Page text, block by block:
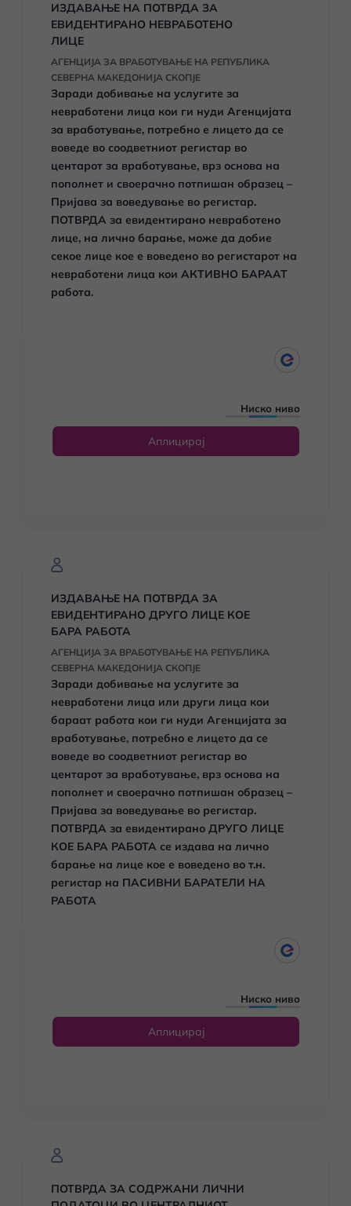
ИЗДАВАЊЕ НА ПОТВРДА ЗА
ЕВИДЕНТИРАНО НЕВРАБОТЕНО
ЛИЦЕ
АГЕНЦИЈА ЗА ВРАБОТУВАЊЕ НА РЕПУБЛИКА
СЕВЕРНА МАКЕДОНИЈА СКОПЈЕ
Заради добивање на услугите за
невработени лица кои ги нуди Агенцијата
за вработување, потребно е лицето да се
воведе во соодветниот регистар во
центарот за вработување, врз основа на
пополнет и своерачно потпишан образец –
Пријава за воведување во регистар.
ПОТВРДА за евидентирано невработено
лице, на лично барање, може да добие
секое лице кое е воведено во регистарот на
невработени лица кои АКТИВНО БАРААТ
работа.
Ниско ниво
Аплицирај
ИЗДАВАЊЕ НА ПОТВРДА ЗА
ЕВИДЕНТИРАНО ДРУГО ЛИЦЕ КОЕ
БАРА РАБОТА
АГЕНЦИЈА ЗА ВРАБОТУВАЊЕ НА РЕПУБЛИКА
СЕВЕРНА МАКЕДОНИЈА СКОПЈЕ
Заради добивање на услугите за
невработени лица или други лица кои
бараат работа кои ги нуди Агенцијата за
вработување, потребно е лицето да се
воведе во соодветниот регистар во
центарот за вработување, врз основа на
пополнет и своерачно потпишан образец –
Пријава за воведување во регистар.
ПОТВРДА за евидентирано ДРУГО ЛИЦЕ
КОЕ БАРА РАБОТА се издава на лично
барање на лице кое е воведено во т.н.
регистар на ПАСИВНИ БАРАТЕЛИ НА
РАБОТА
Ниско ниво
Аплицирај
ПОТВРДА ЗА СОДРЖАНИ ЛИЧНИ